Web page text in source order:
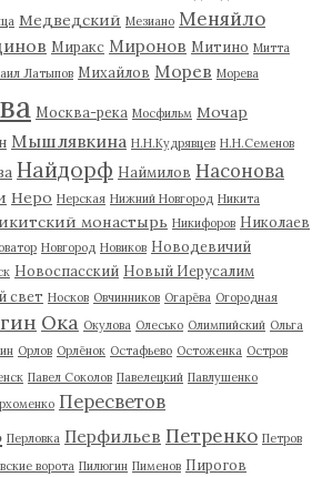
Медведский Мезиано Меняйло
Миракс Миронов Митино Митта
Латыпов Михайлов Морев Морева
Москва-река Мосфильм Мочар
Мышлявкина Н.Н.Кудрявцев Н.Н.Семенов
Найдорф Наймилов Насонова
Неро Нерская Нижний Новгород Никита
монастырь Никифоров Николаев
Новгород Новиков Новодевичий
Новоспасский Новый Иерусалим
свет Носков Овчинников Огарёва Огородная
Ока Окулова Олесько Олимпийский Ольга
Орлов Орлёнок Остафьево Остоженка Остров
Павел Соколов Павелецкий Павлушенко
Пересветов
Перловка Перфильев Петренко Петров
ворота Пилюгин Пименов Пирогов